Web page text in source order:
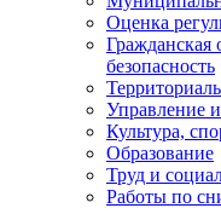
Оценка
Гражданская
безопасность
Управление
Культура,
Образование
Труд и
Работы по